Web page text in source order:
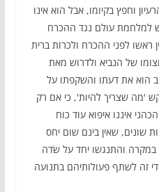
וחפץ בקיומו, אבל הוא אינו
למלחמת עולם נגד ההכרח
ראשו לפני ההכרח ולכרוֹת ברית
של הנביא ולדרוש מאת
הוא את דעתו והשקפתו על
'מה שצריך להיות', כי אם רק
איננו איפוא עוד כוח
שונים, שאין בינם שום יחס
במקרה והתנגשו יחד על שׂדה
ידי זה לשתף פעולותיהם בתנועה